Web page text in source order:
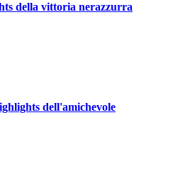
della vittoria nerazzurra
dell'amichevole